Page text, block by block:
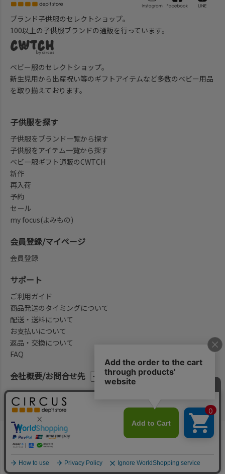
ブランド子供服のセレクトショップ。
100以上の子供服ブランドの通販を行っています。
ベビー服のセレクトショップ。
新生児用から出産祝い等のギフトアイテムなど多数のベビー用品
を取り揃えております。
会社概要/お問合せ先
子供服を探す
子供服をブランド一覧から探す
子供服をアイテム一覧から探す
ベビー服ギフト通販のCWTCH
新作
再入荷
予約
セール
my focus(よみもの)
会員登録/マイページ
会員登録
サポート
ご利用ガイド
商品発送のタイミングについて
配送・送料について
お支払いについて
返品・交換について
FAQ
法律に基づく表示 プライバシーポリシー
©2004-2026 子供服・キッズ服の通販Circus All Rights reserved.
何かお探しですか？